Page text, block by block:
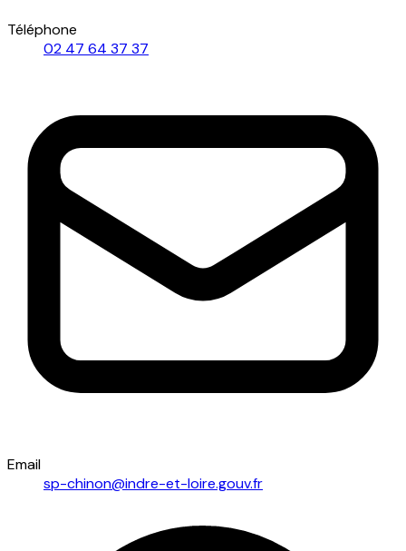
Téléphone
02 47 64 37 37
Email
sp-chinon@indre-et-loire.gouv.fr